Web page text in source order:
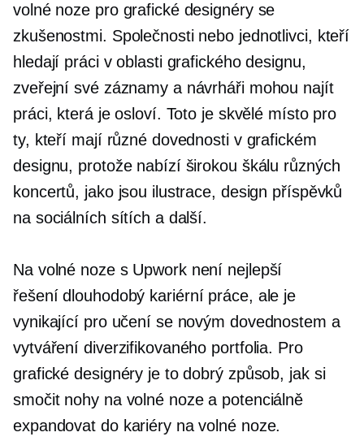
volné noze pro grafické designéry se
zkušenostmi. Společnosti nebo jednotlivci, kteří
hledají práci v oblasti grafického designu,
zveřejní své záznamy a návrháři mohou najít
práci, která je osloví. Toto je skvělé místo pro
ty, kteří mají různé dovednosti v grafickém
designu, protože nabízí širokou škálu různých
koncertů, jako jsou ilustrace, design příspěvků
na sociálních sítích a další.
Na volné noze s Upwork není nejlepší
řešenídlouhodobý kariérní práce, ale je
vynikající pro učení se novým dovednostem a
vytváření diverzifikovaného portfolia. Pro
grafické designéry je to dobrý způsob, jak si
smočit nohy na volné noze a potenciálně
expandovat do kariéry na volné noze.